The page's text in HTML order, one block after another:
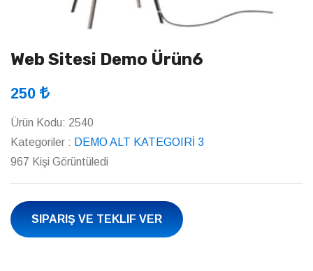
Web Sitesi Demo Ürün6
250
Ürün Kodu: 2540
Kategoriler : DEMO ALT KATEGOIRİ 3
967 Kişi Görüntüledi
SIPARIŞ VE TEKLIF VER